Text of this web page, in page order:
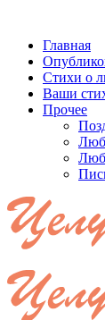
Главная
Стихи о
Ваши
Прочее